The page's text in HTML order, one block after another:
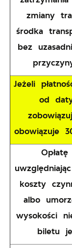
zmiany
środka
bez
Jeżeli
od
obowiązuje
koszty
albo
wysokości
biletu